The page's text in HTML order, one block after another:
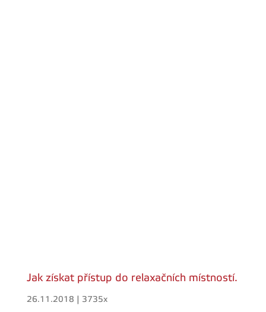
Jak získat přístup do relaxačních místností.
26.11.2018 | 3735x